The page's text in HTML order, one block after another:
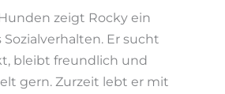
zeigt Rocky ein
Er sucht
bleibt freundlich und
gern. Zurzeit lebt er mit